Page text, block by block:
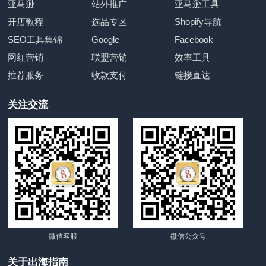
亚马逊 站外推广
亚马逊工具
开店教程
选品专区
Shopify导航
SEO工具集锦
Google
Facebook
网红营销
联盟营销
效率工具
推荐服务
收款支付 链接直达
关注交流
微信客服 微信公众号
关于出海指南